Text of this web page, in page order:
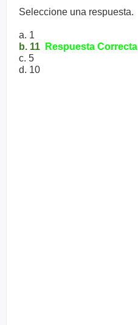
Seleccione una respuesta.
a. 1
b. 11
Respuesta Correcta
c. 5
d. 10